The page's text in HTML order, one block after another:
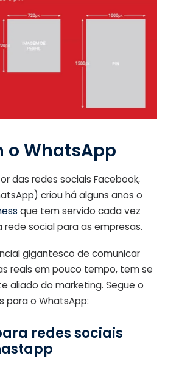
o WhatsApp
das redes sociais Facebook,
criou há alguns anos o
que tem servido cada vez
social para as empresas.
gigantesco de comunicar
reais em pouco tempo, tem se
aliado do marketing. Segue o
para o WhatsApp:
redes sociais